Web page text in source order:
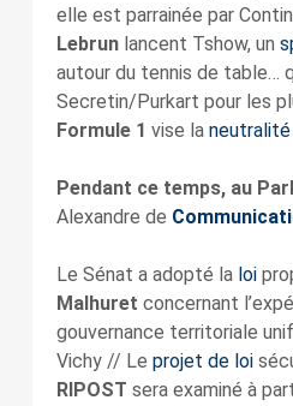
elle est parrainée par
Lebrunlancent Tshow, un
autour du tennis de table…
Secretin/Purkart pour les
Formule 1 vise la neutralité
Pendant ce temps, au
Alexandre de
Le Sénat a adopté la loi
Malhuret concernant
gouvernance territoriale
Vichy // Le projet de loi
RIPOST sera examiné à